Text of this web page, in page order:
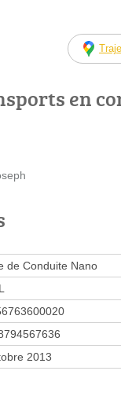
en
de Conduite Nano
2013